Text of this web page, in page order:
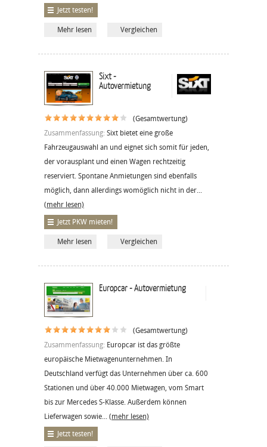
Jetzt testen!
Mehr lesen Vergleichen
Sixt -
Autovermietung
(Gesamtwertung)
Zusammenfassung: Sixt bietet eine große
Fahrzeugauswahl an und eignet sich somit für jeden,
der vorausplant und einen Wagen rechtzeitig
reserviert. Spontane Anmietungen sind ebenfalls
möglich, dann allerdings womöglich nicht in der...
(mehr lesen)
Jetzt PKW mieten!
Mehr lesen Vergleichen
Europcar - Autovermietung
(Gesamtwertung)
Zusammenfassung: Europcar ist das größte
europäische Mietwagenunternehmen. In
Deutschland verfügt das Unternehmen über ca. 600
Stationen und über 40.000 Mietwagen, vom Smart
bis zur Mercedes S-Klasse. Außerdem können
Lieferwagen sowie... (mehr lesen)
Jetzt testen!